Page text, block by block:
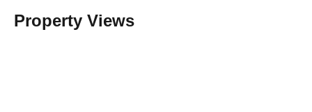
Property Views